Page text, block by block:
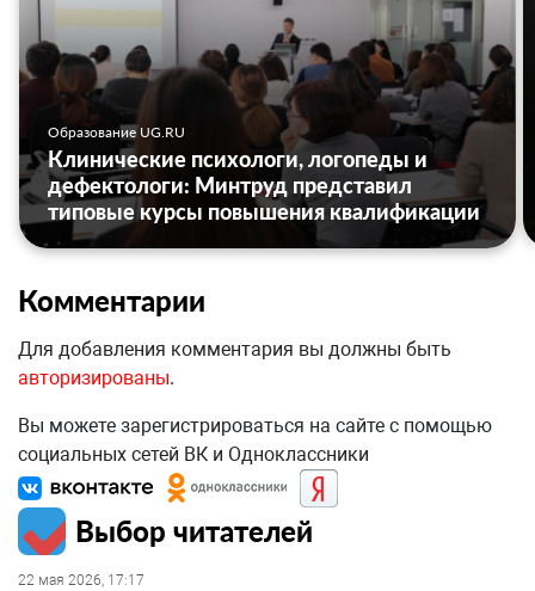
Образование UG.RU
Клинические психологи, логопеды и
дефектологи: Минтруд представил
типовые курсы повышения квалификации
Комментарии
Для добавления комментария вы должны быть
авторизированы.
Вы можете зарегистрироваться на сайте с помощью
социальных сетей ВК и Одноклассники
Выбор читателей
22 мая 2026, 17:17